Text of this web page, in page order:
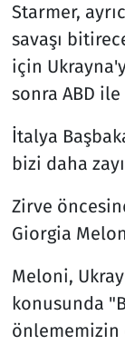
Starmer,
savaşı
için
sonra ABD
İtalya
bizi daha
Zirve
Giorgia
Meloni,
konusunda